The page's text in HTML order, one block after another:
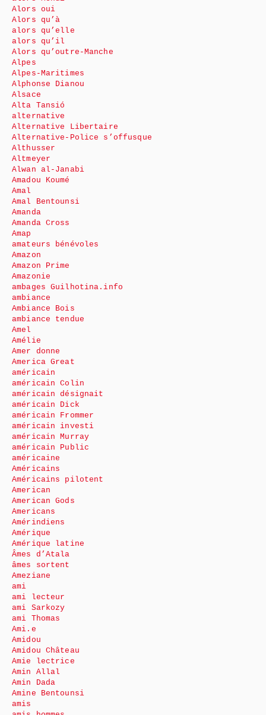
Alors oui
Alors qu’à
alors qu’elle
alors qu’il
Alors qu’outre-Manche
Alpes
Alpes-Maritimes
Alphonse Dianou
Alsace
Alta Tansió
alternative
Alternative Libertaire
Alternative-Police s’offusque
Althusser
Altmeyer
Alwan al-Janabi
Amadou Koumé
Amal
Amal Bentounsi
Amanda
Amanda Cross
Amap
amateurs bénévoles
Amazon
Amazon Prime
Amazonie
ambages Guilhotina.info
ambiance
Ambiance Bois
ambiance tendue
Amel
Amélie
Amer donne
America Great
américain
américain Colin
américain désignait
américain Dick
américain Frommer
américain investi
américain Murray
américain Public
américaine
Américains
Américains pilotent
American
American Gods
Americans
Amérindiens
Amérique
Amérique latine
Âmes d’Atala
âmes sortent
Ameziane
ami
ami lecteur
ami Sarkozy
ami Thomas
Ami.e
Amidou
Amidou Château
Amie lectrice
Amin Allal
Amin Dada
Amine Bentounsi
amis